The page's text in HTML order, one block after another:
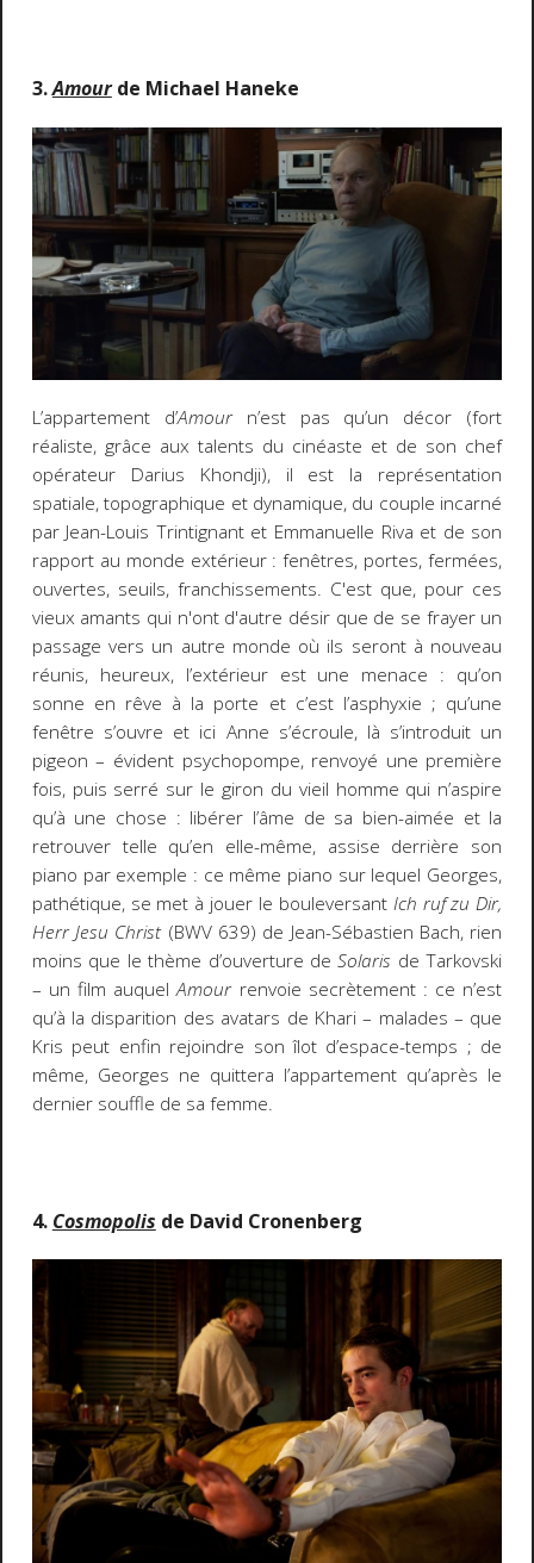
3.Amourde Michael Haneke
L’appartement d’Amourn’est pas qu’un décor (fort
réaliste, grâce aux talents du cinéaste et de son chef
opérateur Darius Khondji), il est la représentation
spatiale, topographique et dynamique, du couple incarné
par Jean-Louis Trintignant et Emmanuelle Riva et de son
rapport au monde extérieur : fenêtres, portes, fermées,
ouvertes, seuils, franchissements. C'est que, pour ces
vieux amants qui n'ont d'autre désir que de se frayer un
passage vers un autre monde où ils seront à nouveau
réunis, heureux, l’extérieur est une menace : qu’on
sonne en rêve à la porte et c’est l’asphyxie ; qu’une
fenêtre s’ouvre et ici Anne s’écroule, là s’introduit un
pigeon – évident psychopompe, renvoyé une première
fois, puis serré sur le giron du vieil homme qui n’aspire
qu’à une chose : libérer l’âme de sa bien-aimée et la
retrouver telle qu’en elle-même, assise derrière son
piano par exemple : ce même piano sur lequel Georges,
pathétique, se met à jouer le bouleversant Ich ruf zu Dir,
Herr Jesu Christ(BWV 639) de Jean-Sébastien Bach, rien
moins que le thème d’ouverture deSolaris de Tarkovski
– un film auquelAmourrenvoie secrètement : ce n’est
qu’à la disparition des avatars de Khari – malades – que
Kris peut enfin rejoindre son îlot d’espace-temps ; de
même, Georges ne quittera l’appartement qu’après le
dernier souffle de sa femme.
4. Cosmopolis de David Cronenberg